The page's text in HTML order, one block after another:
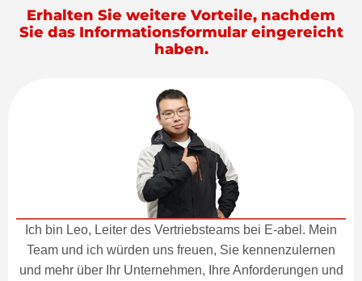
Erhalten Sie weitere Vorteile, nachdem
Sie das Informationsformular eingereicht
haben.
Ich bin Leo, Leiter des Vertriebsteams bei E-abel. Mein
Team und ich würden uns freuen, Sie kennenzulernen
und mehr über Ihr Unternehmen, Ihre Anforderungen und